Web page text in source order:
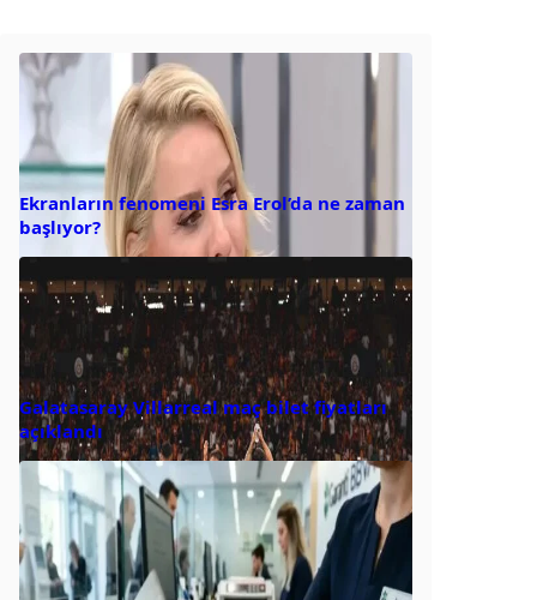
Ekranların fenomeni Esra Erol’da ne zaman
başlıyor?
Galatasaray Villarreal maç bilet fiyatları
açıklandı